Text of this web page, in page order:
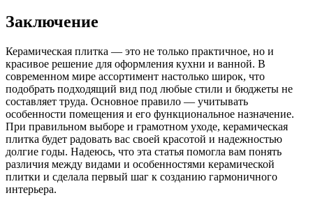
Заключение
Керамическая плитка — это не только практичное, но и
красивое решение для оформления кухни и ванной. В
современном мире ассортимент настолько широк, что
подобрать подходящий вид под любые стили и бюджеты не
составляет труда. Основное правило — учитывать
особенности помещения и его функциональное назначение.
При правильном выборе и грамотном уходе, керамическая
плитка будет радовать вас своей красотой и надежностью
долгие годы. Надеюсь, что эта статья помогла вам понять
различия между видами и особенностями керамической
плитки и сделала первый шаг к созданию гармоничного
интерьера.